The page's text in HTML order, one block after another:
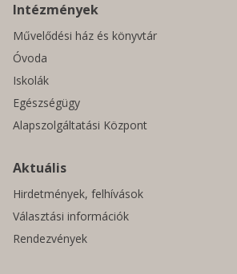
Intézmények
Művelődési ház és könyvtár
Óvoda
Iskolák
Egészségügy
Alapszolgáltatási Központ
Aktuális
Hirdetmények, felhívások
Választási információk
Rendezvények